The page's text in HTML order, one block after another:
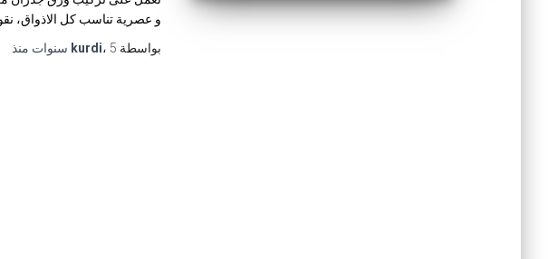
و عصرية تناسب كل الاذواق،
بواسطة
kurdi، 5 سنوات منذ